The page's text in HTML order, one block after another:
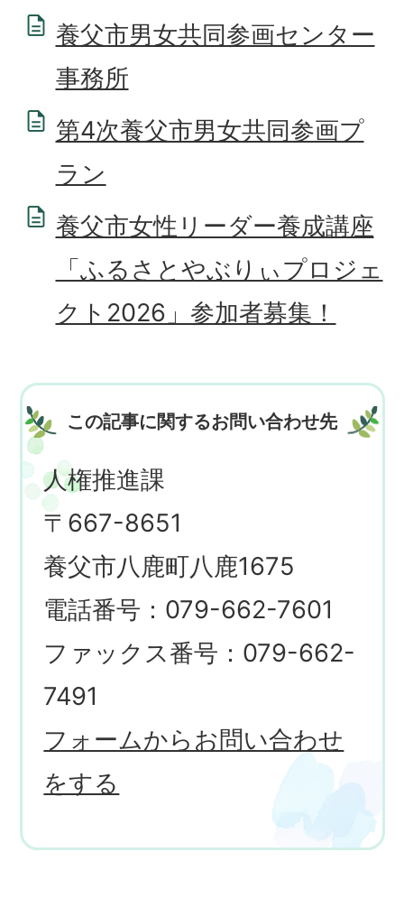
養父市男女共同参画センター
事務所
第4次養父市男女共同参画プ
ラン
養父市女性リーダー養成講座
「ふるさとやぶりぃプロジェ
クト2026」参加者募集！
この記事に関するお問い合わせ先
人権推進課
〒667-8651
養父市八鹿町八鹿1675
電話番号：079-662-7601
ファックス番号：079-662-
7491
フォームからお問い合わせ
をする